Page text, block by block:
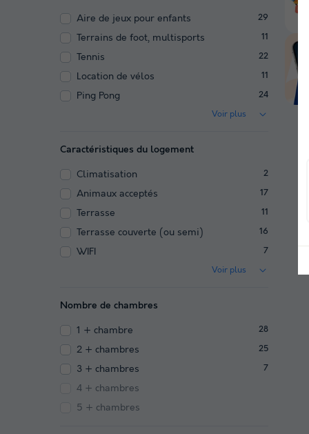
Aire de jeux pour enfants 29
Terrains de foot, multisports 11
Tennis 22
Location de vélos 11
Ping Pong 24
Voir plus
Caractéristiques du logement
Climatisation 2
Animaux acceptés 17
Terrasse 11
Terrasse couverte (ou semi) 16
WIFI 7
Voir plus
Nombre de chambres
1 + chambre 28
2 + chambres 25
3 + chambres 7
4 + chambres
5 + chambres